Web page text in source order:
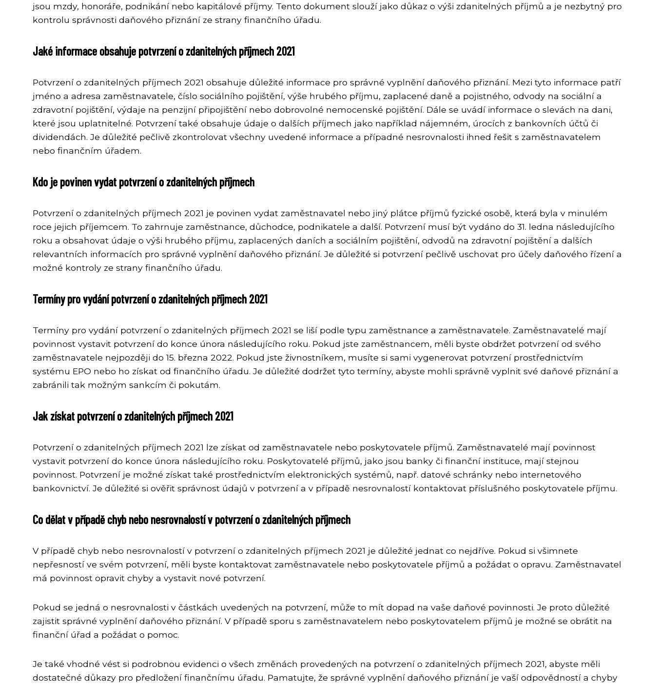
jsou mzdy, honoráře, podnikání nebo kapitálové příjmy. Tento dokument slouží jako důkaz o výši zdanitelných příjmů a je nezbytný pro
kontrolu správnosti daňového přiznání ze strany finančního úřadu.
Jaké informace obsahuje potvrzení o zdanitelných příjmech 2021
Potvrzení o zdanitelných příjmech 2021 obsahuje důležité informace pro správné vyplnění daňového přiznání. Mezi tyto informace patří
jméno a adresa zaměstnavatele, číslo sociálního pojištění, výše hrubého příjmu, zaplacené daně a pojistného, odvody na sociální a
zdravotní pojištění, výdaje na penzijní připojištění nebo dobrovolné nemocenské pojištění. Dále se uvádí informace o slevách na dani,
které jsou uplatnitelné. Potvrzení také obsahuje údaje o dalších příjmech jako například nájemném, úrocích z bankovních účtů či
dividendách. Je důležité pečlivě zkontrolovat všechny uvedené informace a případné nesrovnalosti ihned řešit s zaměstnavatelem
nebo finančním úřadem.
Kdo je povinen vydat potvrzení o zdanitelných příjmech
Potvrzení o zdanitelných příjmech 2021 je povinen vydat zaměstnavatel nebo jiný plátce příjmů fyzické osobě, která byla v minulém
roce jejich příjemcem. To zahrnuje zaměstnance, důchodce, podnikatele a další. Potvrzení musí být vydáno do 31. ledna následujícího
roku a obsahovat údaje o výši hrubého příjmu, zaplacených daních a sociálním pojištění, odvodů na zdravotní pojištění a dalších
relevantních informacích pro správné vyplnění daňového přiznání. Je důležité si potvrzení pečlivě uschovat pro účely daňového řízení a
možné kontroly ze strany finančního úřadu.
Termíny pro vydání potvrzení o zdanitelných příjmech 2021
Termíny pro vydání potvrzení o zdanitelných příjmech 2021 se liší podle typu zaměstnance a zaměstnavatele. Zaměstnavatelé mají
povinnost vystavit potvrzení do konce února následujícího roku. Pokud jste zaměstnancem, měli byste obdržet potvrzení od svého
zaměstnavatele nejpozději do 15. března 2022. Pokud jste živnostníkem, musíte si sami vygenerovat potvrzení prostřednictvím
systému EPO nebo ho získat od finančního úřadu. Je důležité dodržet tyto termíny, abyste mohli správně vyplnit své daňové přiznání a
zabránili tak možným sankcím či pokutám.
Jak získat potvrzení o zdanitelných příjmech 2021
Potvrzení o zdanitelných příjmech 2021 lze získat od zaměstnavatele nebo poskytovatele příjmů. Zaměstnavatelé mají povinnost
vystavit potvrzení do konce února následujícího roku. Poskytovatelé příjmů, jako jsou banky či finanční instituce, mají stejnou
povinnost. Potvrzení je možné získat také prostřednictvím elektronických systémů, např. datové schránky nebo internetového
bankovnictví. Je důležité si ověřit správnost údajů v potvrzení a v případě nesrovnalostí kontaktovat příslušného poskytovatele příjmu.
Co dělat v případě chyb nebo nesrovnalostí v potvrzení o zdanitelných příjmech
V případě chyb nebo nesrovnalostí v potvrzení o zdanitelných příjmech 2021 je důležité jednat co nejdříve. Pokud si všimnete
nepřesností ve svém potvrzení, měli byste kontaktovat zaměstnavatele nebo poskytovatele příjmů a požádat o opravu. Zaměstnavatel
má povinnost opravit chyby a vystavit nové potvrzení.
Pokud se jedná o nesrovnalosti v částkách uvedených na potvrzení, může to mít dopad na vaše daňové povinnosti. Je proto důležité
zajistit správné vyplnění daňového přiznání. V případě sporu s zaměstnavatelem nebo poskytovatelem příjmů je možné se obrátit na
finanční úřad a požádat o pomoc.
Je také vhodné vést si podrobnou evidenci o všech změnách provedených na potvrzení o zdanitelných příjmech 2021, abyste měli
dostatečné důkazy pro předložení finančnímu úřadu. Pamatujte, že správné vyplnění daňového přiznání je vaší odpovědností a chyby